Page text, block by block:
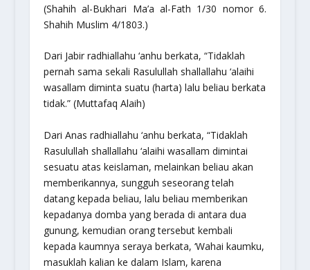
(Shahih al-Bukhari Ma’a al-Fath 1/30 nomor 6.
Shahih Muslim 4/1803.)
Dari Jabir radhiallahu ‘anhu berkata, “Tidaklah
pernah sama sekali Rasulullah shallallahu ‘alaihi
wasallam diminta suatu (harta) lalu beliau berkata
tidak.” (Muttafaq Alaih)
Dari Anas radhiallahu ‘anhu berkata, “Tidaklah
Rasulullah shallallahu ‘alaihi wasallam dimintai
sesuatu atas keislaman, melainkan beliau akan
memberikannya, sungguh seseorang telah
datang kepada beliau, lalu beliau memberikan
kepadanya domba yang berada di antara dua
gunung, kemudian orang tersebut kembali
kepada kaumnya seraya berkata, ‘Wahai kaumku,
masuklah kalian ke dalam Islam, karena